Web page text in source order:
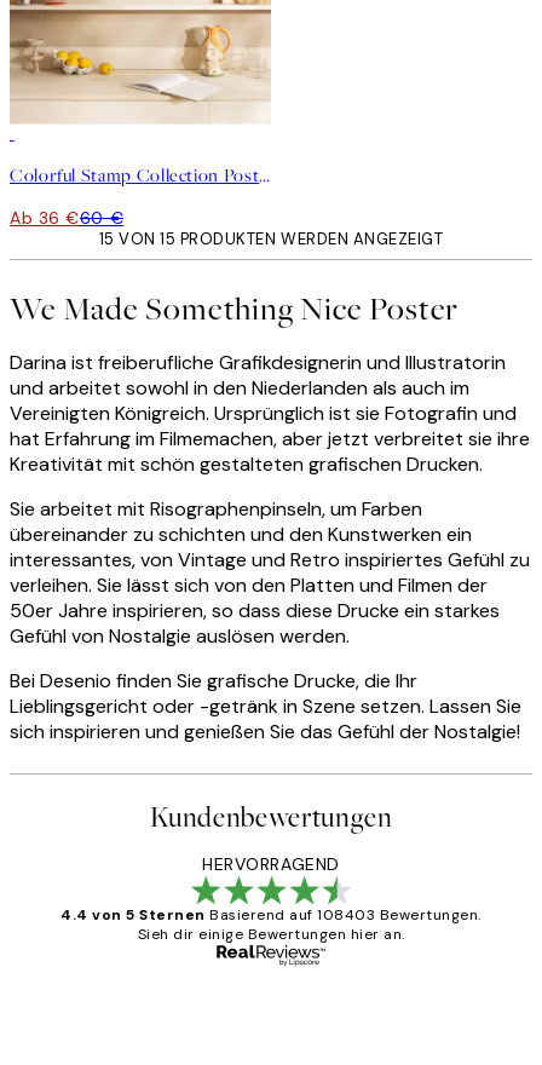
Colorful Stamp Collection Poster Set
Ab 36 €60 €
15 VON 15 PRODUKTEN WERDEN ANGEZEIGT
We Made Something Nice Poster
Darina ist freiberufliche Grafikdesignerin und Illustratorin
und arbeitet sowohl in den Niederlanden als auch im
Vereinigten Königreich. Ursprünglich ist sie Fotografin und
hat Erfahrung im Filmemachen, aber jetzt verbreitet sie ihre
Kreativität mit schön gestalteten grafischen Drucken.
Sie arbeitet mit Risographenpinseln, um Farben
übereinander zu schichten und den Kunstwerken ein
interessantes, von Vintage und Retro inspiriertes Gefühl zu
verleihen. Sie lässt sich von den Platten und Filmen der
50er Jahre inspirieren, so dass diese Drucke ein starkes
Gefühl von Nostalgie auslösen werden.
Bei Desenio finden Sie grafische Drucke, die Ihr
Lieblingsgericht oder -getränk in Szene setzen. Lassen Sie
sich inspirieren und genießen Sie das Gefühl der Nostalgie!
Kundenbewertungen
HERVORRAGEND
4.4 von 5 Sternen Basierend auf 108403 Bewertungen.
Sieh dir einige Bewertungen hier an.